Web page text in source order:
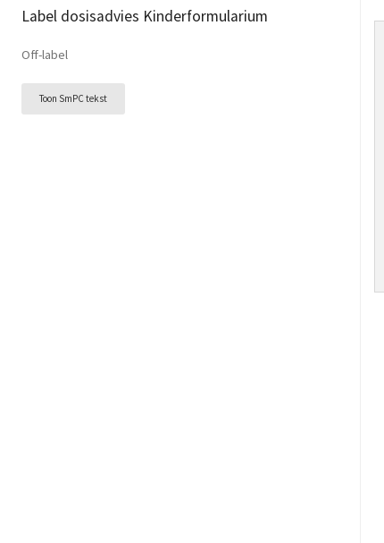
Label dosisadvies Kinderformularium
Off-label
Toon SmPC tekst